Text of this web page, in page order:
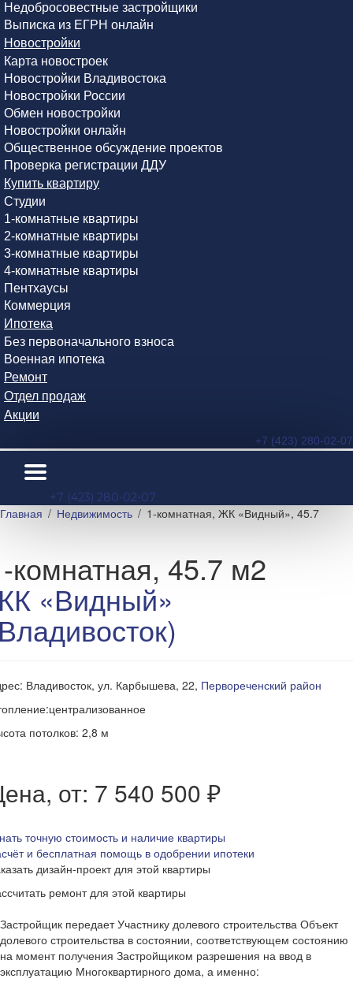
Недобросовестные застройщики
Выписка из ЕГРН онлайн
Новостройки
Карта новостроек
Новостройки Владивостока
Новостройки России
Обмен новостройки
Новостройки онлайн
Общественное обсуждение проектов
Проверка регистрации ДДУ
Купить квартиру
Студии
1-комнатные квартиры
2-комнатные квартиры
3-комнатные квартиры
4-комнатные квартиры
Пентхаусы
Коммерция
Ипотека
Без первоначального взноса
Военная ипотека
Ремонт
Отдел продаж
Акции
+7 (423) 280-02-07
+7 (423) 280-02-07
Главная Недвижимость 1-комнатная, ЖК «Видный», 45.7
комнатная, 45.7 м2
«Видный»
Владивосток, ул. Карбышева, 22, Первореченский район
потолков: 2,8 м
от: 7 540 500 ₽
точную стоимость и наличие квартиры
и бесплатная помощь в одобрении ипотеки
дизайн-проект для этой квартиры
ремонт для этой квартиры
Застройщик передает Участнику долевого строительства Объект
долевого строительства в состоянии, соответствующем состоянию
на момент получения Застройщиком разрешения на ввод в
эксплуатацию Многоквартирного дома, а именно: